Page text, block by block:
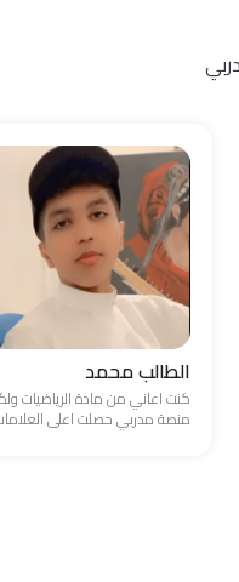
الطالب محمد
كنت اعاني من مادة الرياضيات
منصة مدربي حصلت اعلى